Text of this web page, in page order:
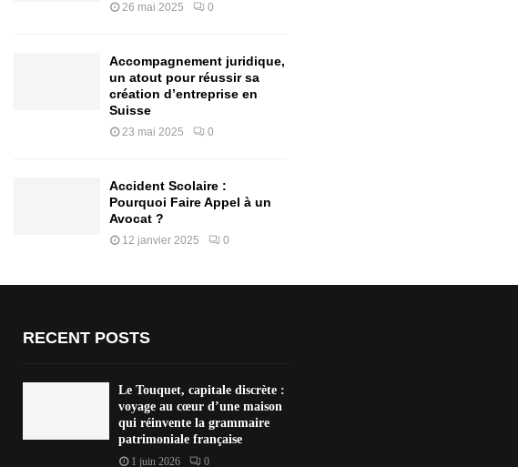
26 mai 2025 0
Accompagnement juridique,
un atout pour réussir sa
création d’entreprise en
Suisse
23 mai 2025 0
Accident Scolaire :
Pourquoi Faire Appel à un
Avocat ?
12 janvier 2025 0
RECENT POSTS
Le Touquet, capitale discrète :
voyage au cœur d’une maison
qui réinvente la grammaire
patrimoniale française
1 juin 2026 0